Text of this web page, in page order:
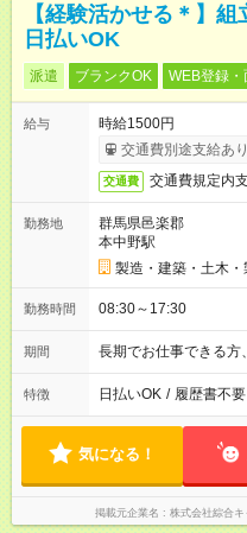
【経験活かせる＊】
日払いOK
派遣 ブランクOK WEB登録・
給与
時給1500円
交通費別途支給あり
交通費 交通費規定内
勤務地
群馬県邑楽郡
本中野駅
製造・建築・土木
勤務時間 08:30～17:30
期間 長期でお仕事できる方
特徴 日払いOK / 履歴書不要
気になる！
掲載元企業名 株式会社綜合